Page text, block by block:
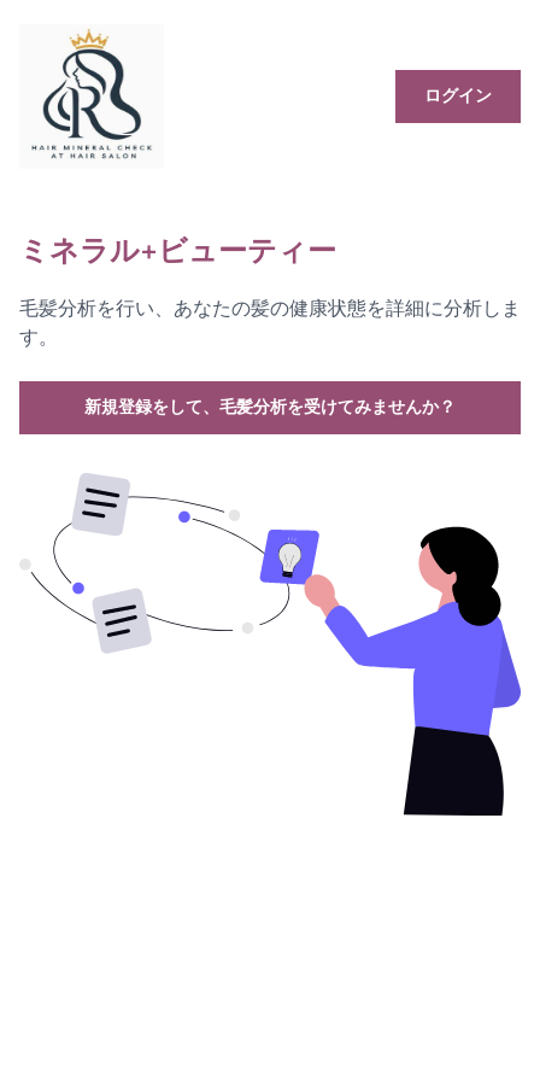
ログイン
ミネラル+ビューティー
毛髪分析を行い、あなたの髪の健康状態を詳細に分析しま
す。
新規登録をして、毛髪分析を受けてみませんか？